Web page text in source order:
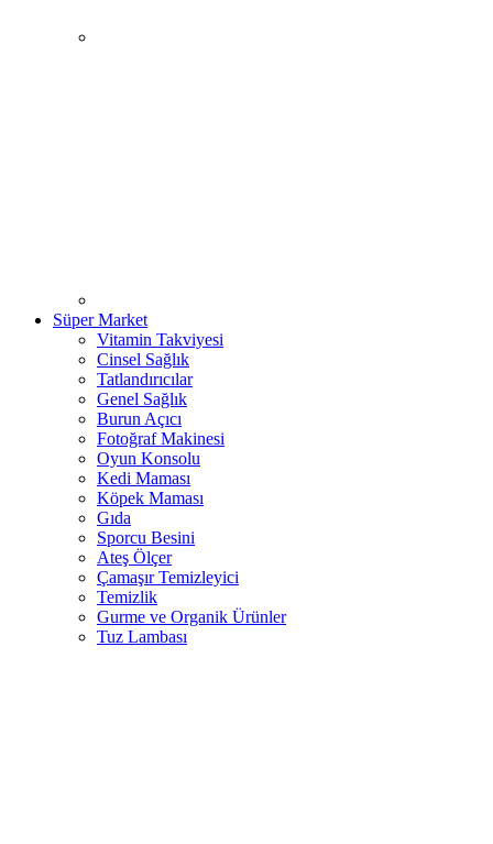
Süper Market
Vitamin Takviyesi
Cinsel Sağlık
Tatlandırıcılar
Genel Sağlık
Burun Açıcı
Fotoğraf Makinesi
Oyun Konsolu
Kedi Maması
Köpek Maması
Gıda
Sporcu Besini
Ateş Ölçer
Çamaşır Temizleyici
Temizlik
Gurme ve Organik Ürünler
Tuz Lambası